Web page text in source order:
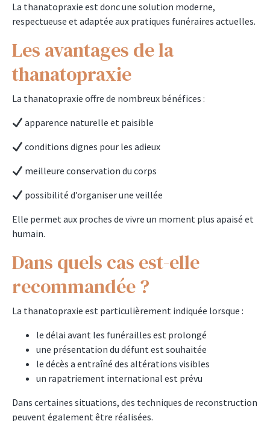
La thanatopraxie est donc une solution moderne,
respectueuse et adaptée aux pratiques funéraires actuelles.
Les avantages de la
thanatopraxie
La thanatopraxie offre de nombreux bénéfices :
apparence naturelle et paisible
conditions dignes pour les adieux
meilleure conservation du corps
possibilité d’organiser une veillée
Elle permet aux proches de vivre un moment plus apaisé et
humain.
Dans quels cas est-elle
recommandée ?
La thanatopraxie est particulièrement indiquée lorsque :
le délai avant les funérailles est prolongé
une présentation du défunt est souhaitée
le décès a entraîné des altérations visibles
un rapatriement international est prévu
Dans certaines situations, des techniques de reconstruction
peuvent également être réalisées.